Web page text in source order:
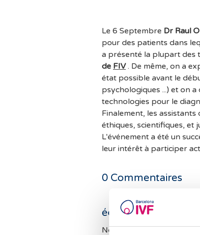
Le 6 Septembre Dr Raul
pour des patients dans
a présenté la plupart des
de FIV . De même, on a
état possible avant le
psychologiques ...) et on
technologies pour le
Finalement, les
éthiques, scientifiques, et
L'événement a été un
leur intérêt à participer
0 Commentaires
écrire un
Nous recevons beaucoup